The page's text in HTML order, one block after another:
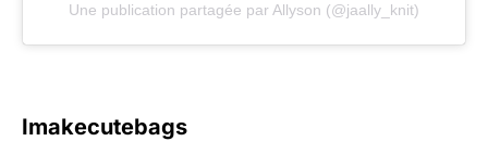
Une publication partagée par Allyson (@jaally_knit)
Imakecutebags